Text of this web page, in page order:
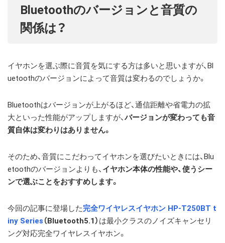
Bluetoothのバージョンと音質の
関係は？
イヤホンを選ぶ際に音質を気にする方は多いと思いますが、Bl
uetoothのバージョンによって音質は変わるのでしょうか。
Bluetoothはバージョンが上がるほど、通信距離や省電力の拡
大といった性能がアップしますが、バージョンが変わっても音
質自体は変わりはありません。
そのため、音質にこだわってイヤホンを選びたいときには、Blu
etoothのバージョンよりも、 イヤホン本体の性能や、使うシー
ンで選ぶことをおすすめします。
今回の記事に登場した完全ワイヤレスイヤホン HP-T250BT t
iny Series （Bluetooth5.1） は最小クラスのノイズキャンセリ
ング対応完全ワイヤレスイヤホン。